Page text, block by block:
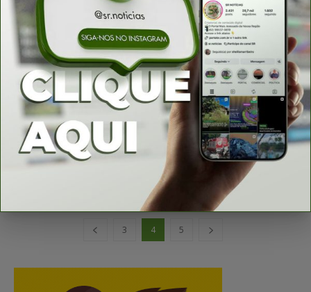
10 de agosto de 2025
Identificadas vítimas do acidente entre
caminhão e micro-ônibus em Porangatu
Sérgio Rodrigues 17 de julho de 2025
SES e PRF atualizam sobre estado de
saúde e sobre vítimas...
Sérgio Rodrigues 16 de julho de 2025
3 4 5